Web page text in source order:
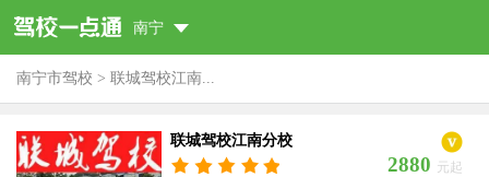
南宁
南宁市驾校 > 联城驾校江南...
联城驾校江南分校
2880 元起